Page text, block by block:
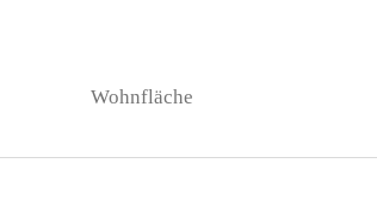
Wohnfläche